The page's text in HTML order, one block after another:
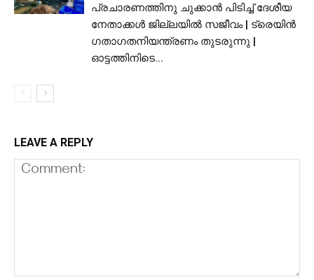
പ്രചാരണത്തിനു ചുക്കാൻ പിടിച്ച് ദേശീയ
നേതാക്കൾ ജില്ലയിൽ സജീവം | ട്രെയിൻ
ഗതാഗതനിയന്ത്രണം തുടരുന്നു |
ഓട്ടത്തിനിടെ...
LEAVE A REPLY